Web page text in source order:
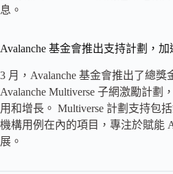
息。
Avalanche 基金會推出支持計劃，加
3 月，Avalanche 基金會推出了總獎
Avalanche Multiverse 子網激勵計劃
用和增長。 Multiverse 計劃支持包
機構用例在內的項目，專注於賦能
展。